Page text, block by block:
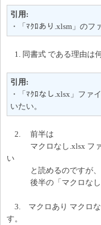
引用:
・「ﾏｸﾛあり.xlsm」の
1. 同書式 である理由は
引用:
・「ﾏｸﾛなし.xlsx」ファ
いたい。
2. 前半は
マクロなし.xlsx ファイ
い
と読めるのですが、
後半の「マクロなし
3. マクロあり マクロな
す。